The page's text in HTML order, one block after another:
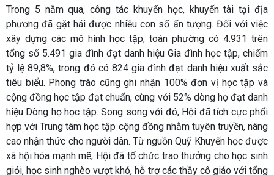
Trong 5 năm qua, công tác khuyến học, khuyến tài tại địa
phương đã gặt hái được nhiều con số ấn tượng. Đối với việc
xây dựng các mô hình học tập, toàn phường có 4.931 trên
tổng số 5.491 gia đình đạt danh hiệu Gia đình học tập, chiếm
tỷ lệ 89,8%, trong đó có 824 gia đình đạt danh hiệu xuất sắc
tiêu biểu. Phong trào cũng ghi nhận 100% đơn vị học tập và
cộng đồng học tập đạt chuẩn, cùng với 52% dòng họ đạt danh
hiệu Dòng họ học tập. Song song với đó, Hội đã tích cực phối
hợp với Trung tâm học tập cộng đồng nhằm tuyên truyền, nâng
cao nhận thức cho người dân. Từ nguồn Quỹ Khuyến học được
xã hội hóa mạnh mẽ, Hội đã tổ chức trao thưởng cho học sinh
giỏi, học sinh nghèo vượt khó, hỗ trợ các thầy cô giáo với tổng